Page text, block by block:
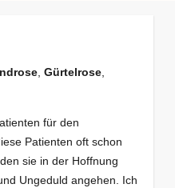
,Gürtelrose,
für den
Patienten oft schon
sie in der Hoffnung
Ungeduld angehen. Ich